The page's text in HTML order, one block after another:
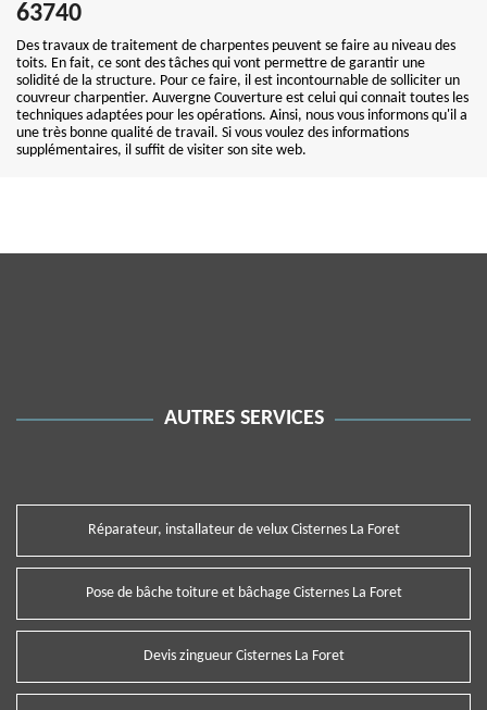
63740
Des travaux de traitement de charpentes peuvent se faire au niveau des
toits. En fait, ce sont des tâches qui vont permettre de garantir une
solidité de la structure. Pour ce faire, il est incontournable de solliciter un
couvreur charpentier. Auvergne Couverture est celui qui connait toutes les
techniques adaptées pour les opérations. Ainsi, nous vous informons qu'il a
une très bonne qualité de travail. Si vous voulez des informations
supplémentaires, il suffit de visiter son site web.
AUTRES SERVICES
Réparateur, installateur de velux Cisternes La Foret
Pose de bâche toiture et bâchage Cisternes La Foret
Devis zingueur Cisternes La Foret